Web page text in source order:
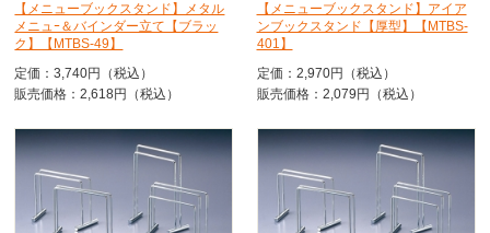
【メニューブックスタンド】メタル
メニュｰ＆バインダー立て【ブラッ
ク】【MTBS-49】
定価：3,740円（税込）
販売価格：2,618円（税込）
【メニューブックスタンド】アイア
ンブックスタンド【厚型】【MTBS-
401】
定価：2,970円（税込）
販売価格：2,079円（税込）